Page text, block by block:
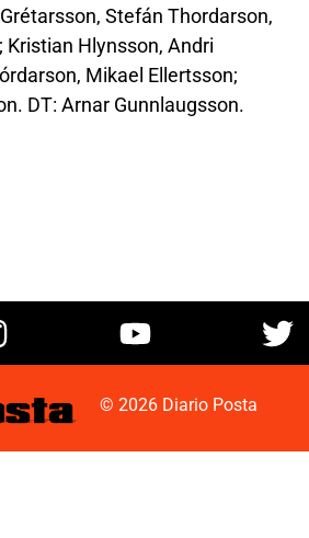
Stefán Thordarson,
Kristian Hlynsson, Andri
Mikael Ellertsson;
DT: Arnar Gunnlaugsson.
© 2026 Diario Posta